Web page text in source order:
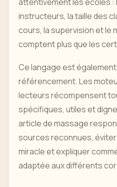
instructeurs, la taille des
cours, la supervision et le
comptent plus que les
Ce langage est
référencement. Les
lecteurs récompensent
spécifiques, utiles et
article de massage
sources reconnues,
miracle et expliquer
adaptée aux différents